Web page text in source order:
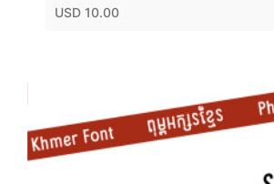
USD 10.00